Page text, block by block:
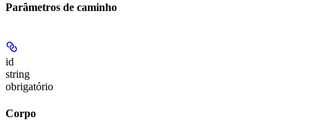
Parâmetros de caminho
id
string
obrigatório
Corpo